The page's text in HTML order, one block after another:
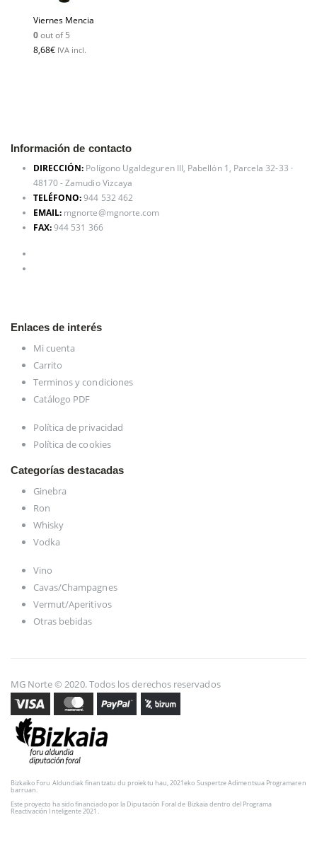
Viernes Mencia
0out of 5
8,68€ IVA incl.
Información de contacto
DIRECCIÓN: Polígono Ugaldeguren III, Pabellón 1, Parcela 32-33 ·
48170 - Zamudio Vizcaya
TELÉFONO:944 532 462
EMAIL: mgnorte@mgnorte.com
FAX:944 531 366
Enlaces de interés
Mi cuenta
Carrito
Terminos y condiciones
Catálogo PDF
Política de privacidad
Política de cookies
Categorías destacadas
Ginebra
Ron
Whisky
Vodka
Vino
Cavas/Champagnes
Vermut/Aperitivos
Otras bebidas
MG Norte © 2020. Todos los derechos reservados
Bizkaiko Foru Aldundiak finantzatu du proiektu hau, 2021eko Suspertze Adimentsua Programaren
barruan.
Este proyecto ha sido financiado por la Diputación Foral de Bizkaia dentro del Programa
Reactivación Inteligente 2021.